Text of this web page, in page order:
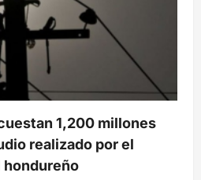
1,200 millones
realizado por el